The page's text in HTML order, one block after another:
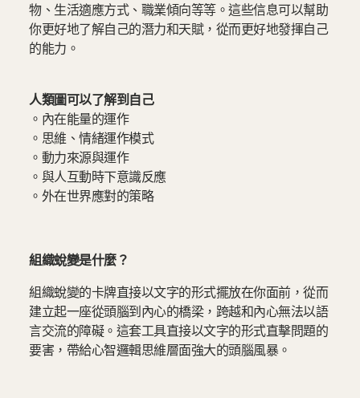
物、生活適應方式、職業傾向等等。這些信息可以幫助
你更好地了解自己的潛力和天賦，從而更好地發揮自己
的能力。
人類圖可以了解到自己
。內在能量的運作
。思維、情緒運作模式
。動力來源與運作
。與人互動時下意識反應
。外在世界應對的策略
組織蛻變是什麼？
組織蛻變的卡牌直接以文字的形式擺放在你面前，從而
建立起一座從頭腦到內心的橋梁，跨越和內心無法以語
言交流的障礙。這套工具直接以文字的形式直擊問題的
要害，帶給心智邏輯思維層面強大的頭腦風暴。